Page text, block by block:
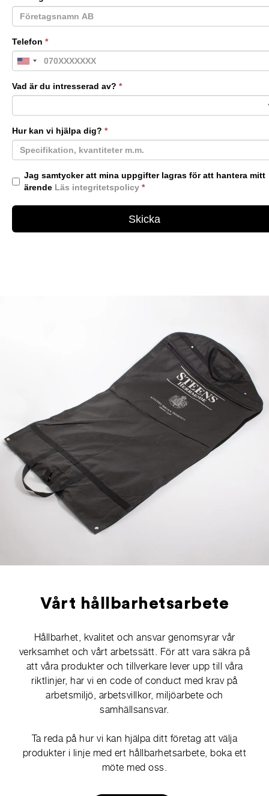
Vårt hållbarhetsarbete
Hållbarhet, kvalitet och ansvar genomsyrar vår
verksamhet och vårt arbetssätt. För att vara säkra på
att våra produkter och tillverkare lever upp till våra
riktlinjer, har vi en code of conduct med krav på
arbetsmiljö, arbetsvillkor, miljöarbete och
samhällsansvar.
Ta reda på hur vi kan hjälpa ditt företag att välja
produkter i linje med ert hållbarhetsarbete, boka ett
möte med oss.